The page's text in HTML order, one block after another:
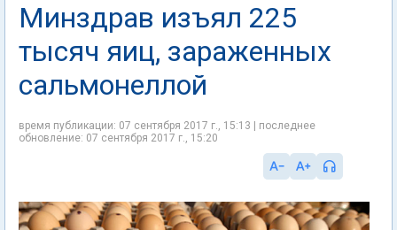
Минздрав изъял 225
тысяч яиц, зараженных
сальмонеллой
время публикации: 07 сентября 2017 г., 15:13 | последнее
обновление: 07 сентября 2017 г., 15:20